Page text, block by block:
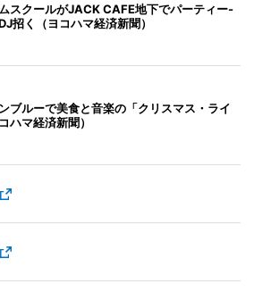
スクールがJACK CAFE地下でパーティー-
招く（ヨコハマ経済新聞）
ブルーで美食と音楽の「クリスマス・ライ
ハマ経済新聞）